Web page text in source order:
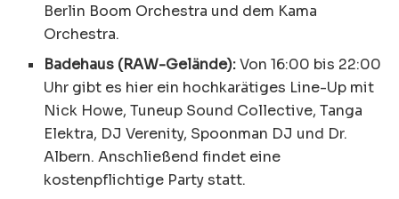
Berlin Boom Orchestra und dem Kama
Orchestra.
Badehaus (RAW-Gelände):Von 16:00 bis 22:00
Uhr gibt es hier ein hochkarätiges Line-Up mit
Nick Howe, Tuneup Sound Collective, Tanga
Elektra, DJ Verenity, Spoonman DJ und Dr.
Albern. Anschließend findet eine
kostenpflichtige Party statt.